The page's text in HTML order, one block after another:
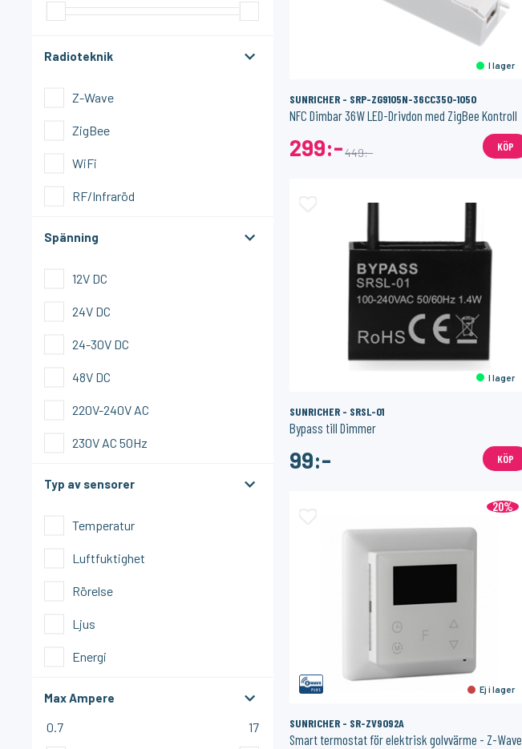
Styrning / Profiler / Tillbehör
Relä ZigBee
Tillbehör
Värme & Kyla
ZigBee - USB / GPIO / Övrigt
Radioteknik
Z-Wave
ZigBee
WiFi
RF/Infraröd
Spänning
12V DC
24V DC
24-30V DC
48V DC
220V-240V AC
230V AC 50Hz
Typ av sensorer
Temperatur
Luftfuktighet
Rörelse
Ljus
Energi
Max Ampere
0.7 17
I lager
SUNRICHER - SRP-ZG9105N-36CC350-1050
NFC Dimbar 36W LED-Drivdon med ZigBee Kontroll
299:-449:- KÖP
I lager
SUNRICHER - SRSL-01
Bypass till Dimmer
99:- KÖP
20%
Ej i lager
SUNRICHER - SR-ZV9092A
Smart termostat för elektrisk golvvärme - Z-Wave